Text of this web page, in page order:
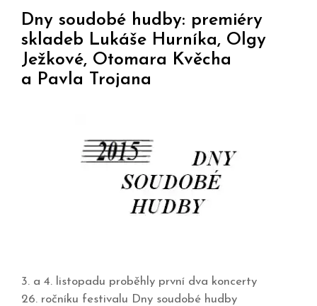
Dny soudobé hudby: premiéry
skladeb Lukáše Hurníka, Olgy
Ježkové, Otomara Kvěcha
a Pavla Trojana
3. a 4. listopadu proběhly první dva koncerty
26. ročníku festivalu Dny soudobé hudby